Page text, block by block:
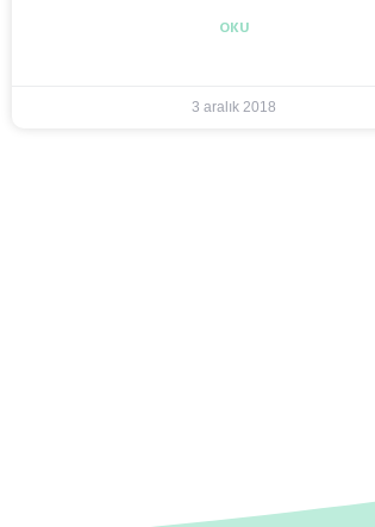
OKU
3 aralık 2018